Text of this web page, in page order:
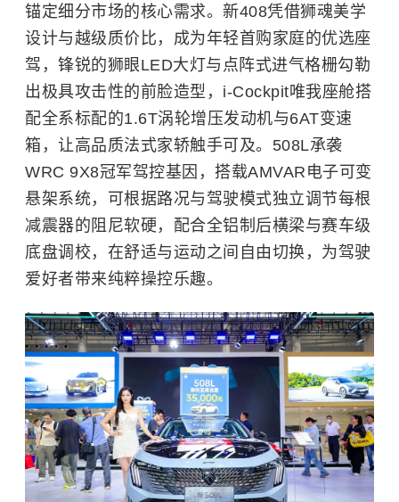
锚定细分市场的核心需求。新408凭借狮魂美学
设计与越级质价比，成为年轻首购家庭的优选座
驾，锋锐的狮眼LED大灯与点阵式进气格栅勾勒
出极具攻击性的前脸造型，i-Cockpit唯我座舱搭
配全系标配的1.6T涡轮增压发动机与6AT变速
箱，让高品质法式家轿触手可及。508L承袭
WRC 9X8冠军驾控基因，搭载AMVAR电子可变
悬架系统，可根据路况与驾驶模式独立调节每根
减震器的阻尼软硬，配合全铝制后横梁与赛车级
底盘调校，在舒适与运动之间自由切换，为驾驶
爱好者带来纯粹操控乐趣。